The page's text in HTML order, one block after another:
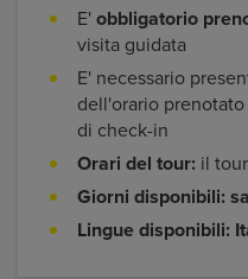
E' obbligatorio
visita guidata
E' necessario
dell'orario
di check-in
Orari del tour: il
Giorni disponibili:
Lingue disponibili: